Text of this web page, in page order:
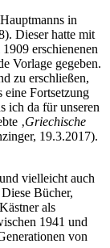
in
Dieser hatte mit
erschienenen
Vorlage gegeben.
zu erschließen,
eine Fortsetzung
ich da für unseren
‚Griechische
19.3.2017).
vielleicht auch
Bücher,
als
1941 und
von